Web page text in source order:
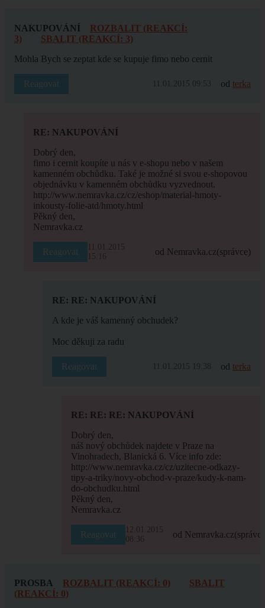
NAKUPOVÁNÍ
ROZBALIT (REAKCÍ:
3)
SBALIT (REAKCÍ: 3)
Mohla Bych se zeptat kde se kupuje fimo nebo cernit
Reagovat 11.01.2015 09:53 od terka
RE: NAKUPOVÁNÍ
Dobrý den,
fimo i cernit koupíte u nás v e-shopu nebo v našem
kamenném obchůdku. Také je možné si svou e-shopovou
objednávku v kamenném obchůdku vyzvednout.
http://www.nemravka.cz/cz/eshop/material-hmoty-
inkousty-folie-atd/hmoty.html
Pěkný den,
Nemravka.cz
Reagovat
11.01.2015
15:16
od Nemravka.cz(správce)
RE: RE: NAKUPOVÁNÍ
A kde je váš kamenný obchudek?
Moc děkuji za radu
Reagovat 11.01.2015 19:38 od terka
RE: RE: RE: NAKUPOVÁNÍ
Dobrý den,
náš nový obchůdek najdete v Praze na
Vinohradech, Blanická 6. Více info zde:
http://www.nemravka.cz/cz/uzitecne-odkazy-
tipy-a-triky/novy-obchod-v-praze/kudy-k-nam-
do-obchudku.html
Pěkný den,
Nemravka.cz
Reagovat
12.01.2015
08:36
od Nemravka.cz
PROSBA ROZBALIT (REAKCÍ: 0)
SBALIT
(REAKCÍ: 0)